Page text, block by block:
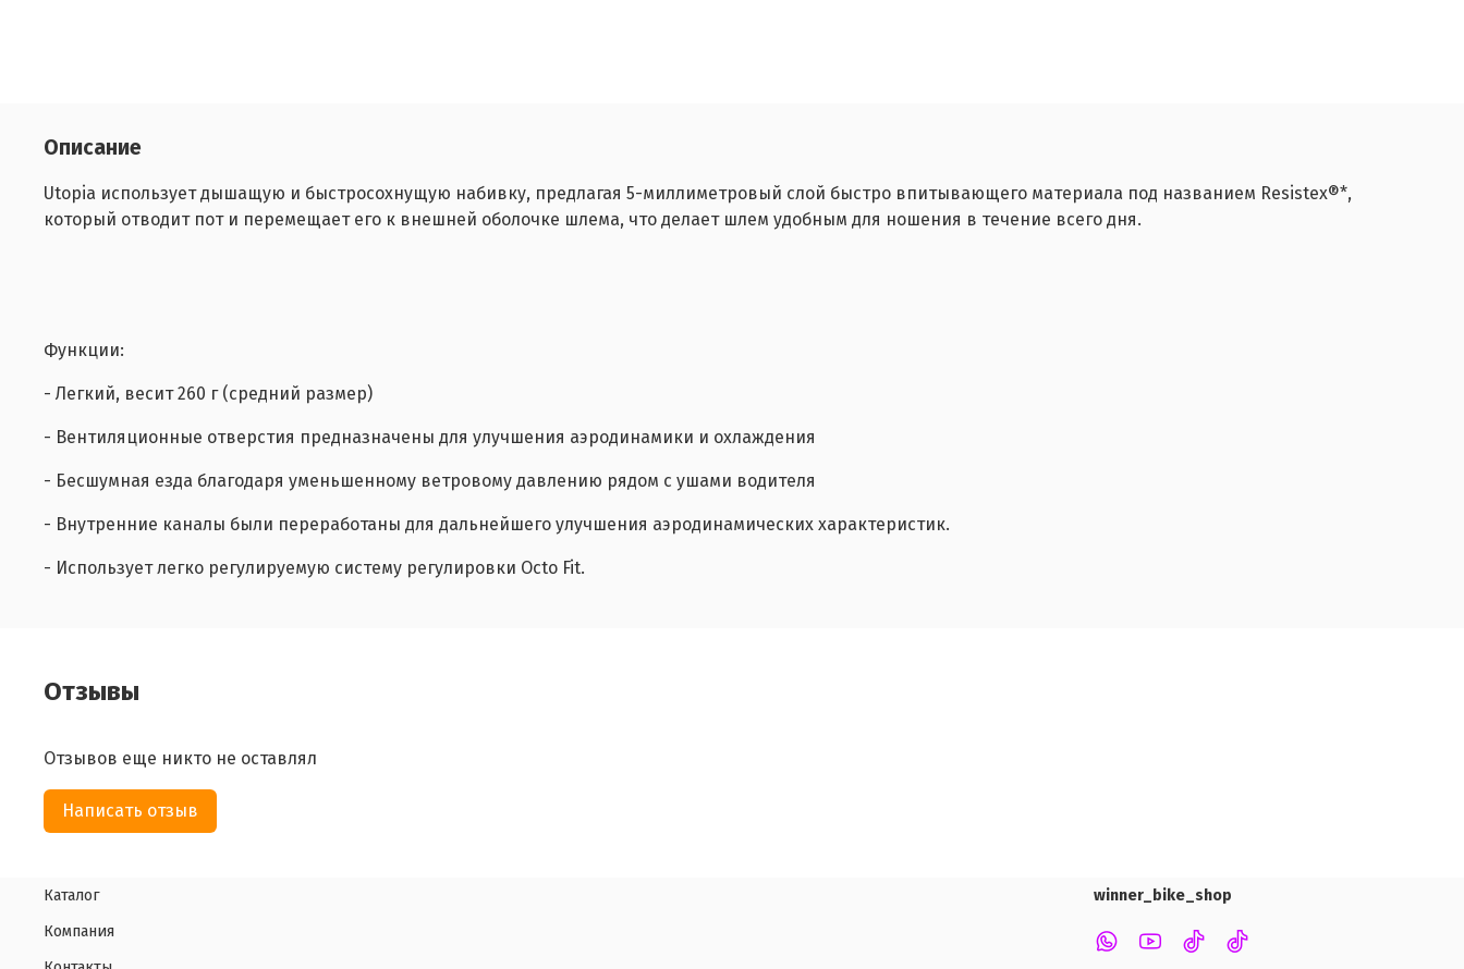
Описание
Utopia использует дышащую и быстросохнущую набивку, предлагая 5-миллиметровый слой быстро впитывающего материала под названием Resistex®*,
который отводит пот и перемещает его к внешней оболочке шлема, что делает шлем удобным для ношения в течение всего дня.
Функции:
- Легкий, весит 260 г (средний размер)
- Вентиляционные отверстия предназначены для улучшения аэродинамики и охлаждения
- Бесшумная езда благодаря уменьшенному ветровому давлению рядом с ушами водителя
- Внутренние каналы были переработаны для дальнейшего улучшения аэродинамических характеристик.
- Использует легко регулируемую систему регулировки Octo Fit.
Отзывы
Отзывов еще никто не оставлял
Написать отзыв
Каталог
Компания
winner_bike_shop